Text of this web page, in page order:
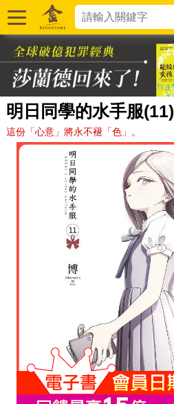
明日同學的水手服(11)
這份「心意」將永不褪「色」。